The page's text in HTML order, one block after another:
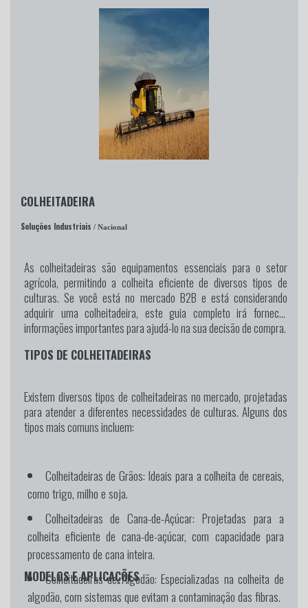
COLHEITADEIRA
Soluções Industriais / Nacional
As colheitadeiras são equipamentos essenciais para o setor
agrícola, permitindo a colheita eficiente de diversos tipos de
culturas. Se você está no mercado B2B e está considerando
adquirir uma colheitadeira, este guia completo irá fornecer
informações importantes para ajudá-lo na sua decisão de compra.
TIPOS DE COLHEITADEIRAS
Existem diversos tipos de colheitadeiras no mercado, projetadas
para atender a diferentes necessidades de culturas. Alguns dos
tipos mais comuns incluem:
Colheitadeiras de Grãos: Ideais para a colheita de cereais,
como trigo, milho e soja.
Colheitadeiras de Cana-de-Açúcar: Projetadas para a
colheita eficiente de cana-de-açúcar, com capacidade para
processamento de cana inteira.
Colheitadeiras de Algodão: Especializadas na colheita de
algodão, com sistemas que evitam a contaminação das fibras.
MODELOS E APLICAÇÕES